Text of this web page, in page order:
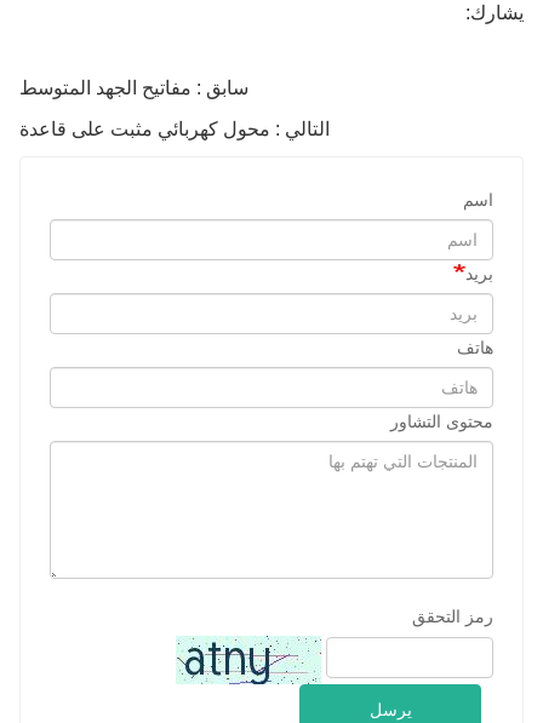
يشارك:
سابق : مفاتيح الجهد المتوسط
التالي : محول كهربائي مثبت على قاعدة
اسم
بريد
هاتف
محتوى التشاور
رمز التحقق
يرسل